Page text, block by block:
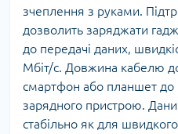
зчеплення з руками.
дозволить заряджати
до передачі даних,
Мбіт/с. Довжина кабелю
смартфон або планшет
зарядного пристрою.
стабільно як для